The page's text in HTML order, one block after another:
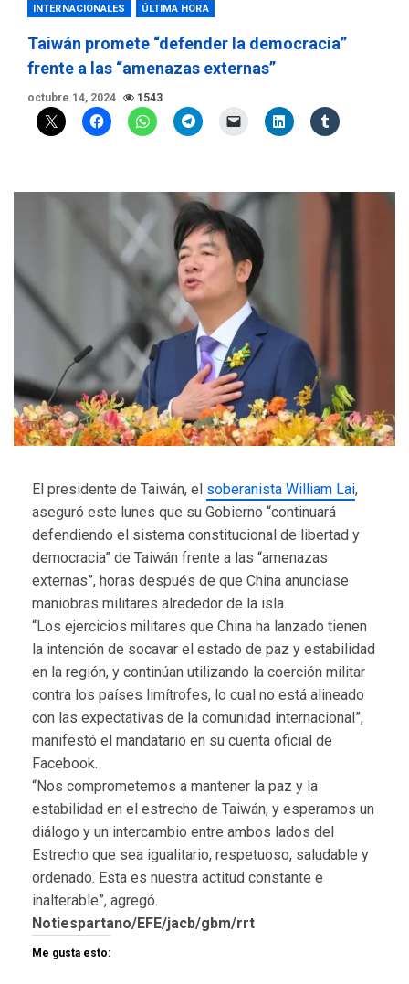
INTERNACIONALES ÚLTIMA HORA
Taiwán promete “defender la democracia”
frente a las “amenazas externas”
octubre 14, 2024 1543
El presidente de Taiwán, el soberanista William Lai,
aseguró este lunes que su Gobierno “continuará
defendiendo el sistema constitucional de libertad y
democracia” de Taiwán frente a las “amenazas
externas”, horas después de que China anunciase
maniobras militares alrededor de la isla.
“Los ejercicios militares que China ha lanzado tienen
la intención de socavar el estado de paz y estabilidad
en la región, y continúan utilizando la coerción militar
contra los países limítrofes, lo cual no está alineado
con las expectativas de la comunidad internacional”,
manifestó el mandatario en su cuenta oficial de
Facebook.
“Nos comprometemos a mantener la paz y la
estabilidad en el estrecho de Taiwán, y esperamos un
diálogo y un intercambio entre ambos lados del
Estrecho que sea igualitario, respetuoso, saludable y
ordenado. Esta es nuestra actitud constante e
inalterable”, agregó.
Notiespartano/EFE/jacb/gbm/rrt
Me gusta esto: